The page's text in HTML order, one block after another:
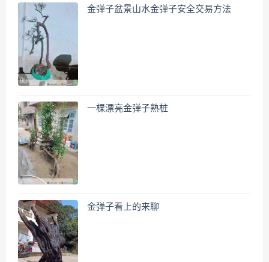
金弹子盆景山水金弹子安全交易方法
一棵漂亮金弹子熟桩
金弹子看上的来聊